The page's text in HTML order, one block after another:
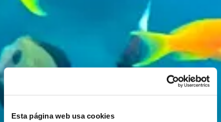
Esta página web usa cookies